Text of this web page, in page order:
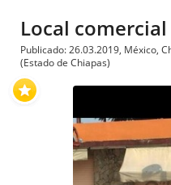
Local comercial
Publicado: 26.03.2019, México,
(Estado de Chiapas)